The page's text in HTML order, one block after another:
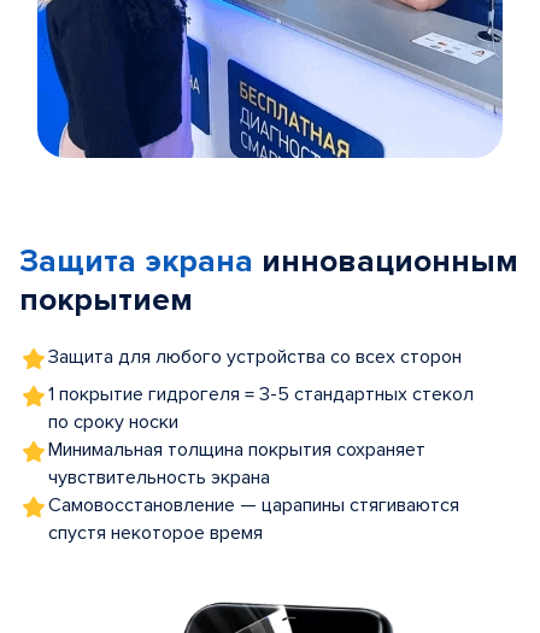
5
Защита экрана инновационным
покрытием
Защита для любого устройства со всех сторон
1 покрытие гидрогеля = 3-5 стандартных стекол
по сроку носки
Минимальная толщина покрытия сохраняет
чувствительность экрана
Самовосстановление — царапины стягиваются
спустя некоторое время